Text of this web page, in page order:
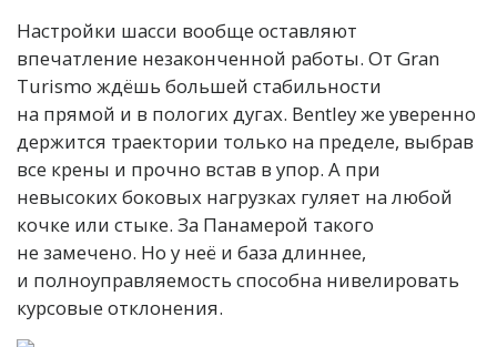
Настройки шасси вообще оставляют
впечатление незаконченной работы. От Gran
Turismo ждёшь большей стабильности
на прямой и в пологих дугах. Bentley же уверенно
держится траектории только на пределе, выбрав
все крены и прочно встав в упор. А при
невысоких боковых нагрузках гуляет на любой
кочке или стыке. За Панамерой такого
не замечено. Но у неё и база длиннее,
и полноуправляемость способна нивелировать
курсовые отклонения.